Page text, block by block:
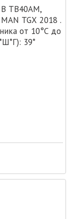
TB40AM,
TGX 2018 .
от 10°C до
39*